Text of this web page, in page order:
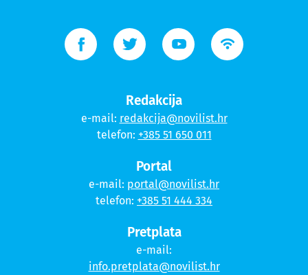
Redakcija
e-mail: redakcija@novilist.hr
telefon: +385 51 650 011
Portal
e-mail: portal@novilist.hr
telefon: +385 51 444 334
Pretplata
e-mail:
info.pretplata@novilist.hr